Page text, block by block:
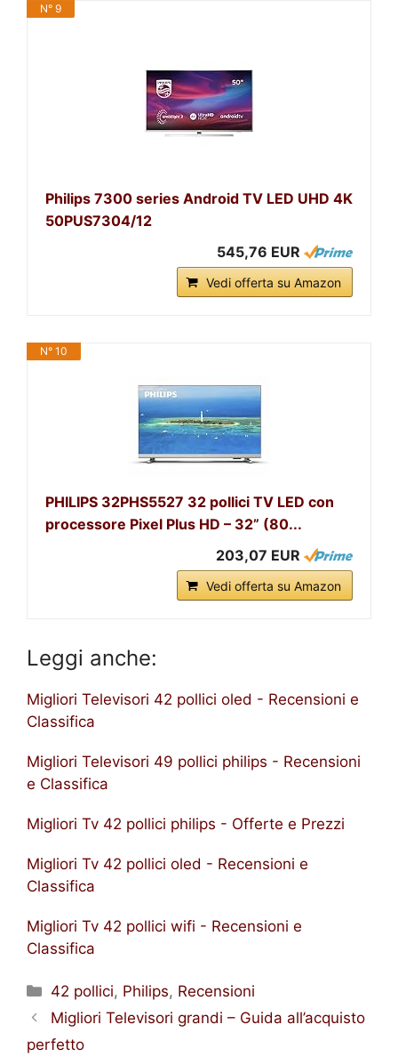
N° 9
Philips 7300 series Android TV LED UHD 4K
50PUS7304/12
545,76 EUR
Vedi offerta su Amazon
N° 10
PHILIPS 32PHS5527 32 pollici TV LED con
processore Pixel Plus HD – 32” (80...
203,07 EUR
Vedi offerta su Amazon
Leggi anche:
Migliori Televisori 42 pollici oled - Recensioni e
Classifica
Migliori Televisori 49 pollici philips - Recensioni
e Classifica
Migliori Tv 42 pollici philips - Offerte e Prezzi
Migliori Tv 42 pollici oled - Recensioni e
Classifica
Migliori Tv 42 pollici wifi - Recensioni e
Classifica
Categorie
42 pollici, Philips, Recensioni
Migliori Televisori grandi – Guida all’acquisto
perfetto